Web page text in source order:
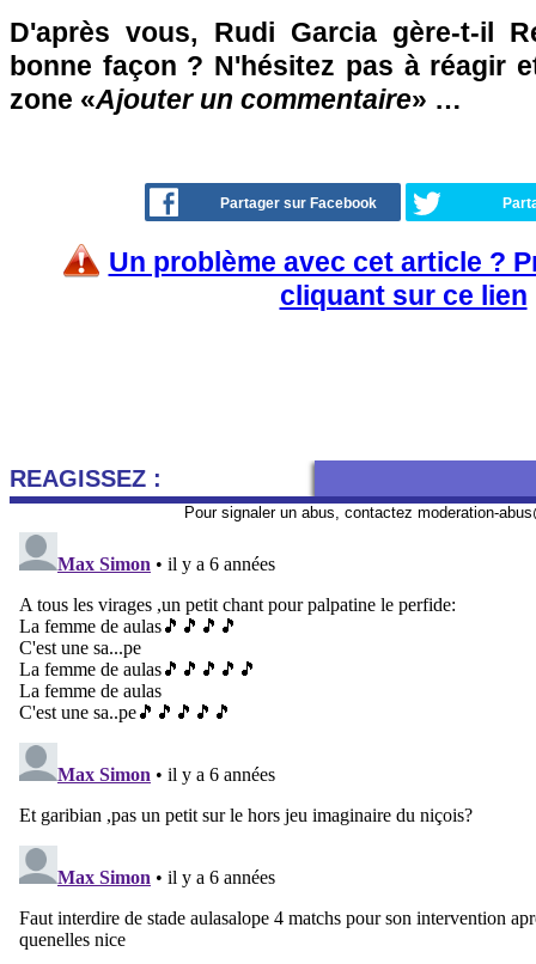
D'après vous, Rudi Garcia gère-t-il
bonne façon ? N'hésitez pas à réagir
zone «Ajouter un commentaire» …
Partager sur Facebook
Un problème avec cet article ?
cliquant sur ce lien
REAGISSEZ :
Pour signaler un abus, contactez moderation-